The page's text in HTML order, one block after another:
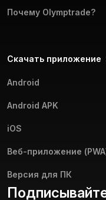
Почему Olymptrade?
Скачать приложение
Android
Android APK
iOS
Веб-приложение
Версия для ПК